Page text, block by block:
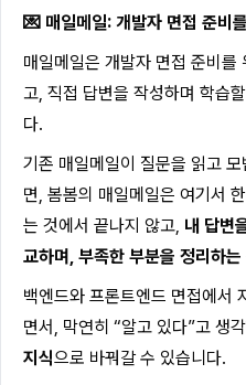
💌 매일메일: 개발자 면접 준비
매일메일은 개발자 면접 준비를
고, 직접 답변을 작성하며 학습
다.
기존 매일메일이 질문을 읽고
면, 봄봄의 매일메일은 여기서
는 것에서 끝나지 않고, 내 답변
교하며, 부족한 부분을 정리하는
백엔드와 프론트엔드 면접에서
면서, 막연히 “알고 있다”고 생
지식으로 바꿔갈 수 있습니다.